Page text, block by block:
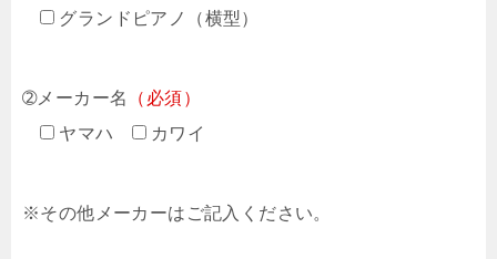
グランドピアノ（横型）
➁メーカー名
（必須）
ヤマハ
カワイ
※その他メーカーはご記入ください。